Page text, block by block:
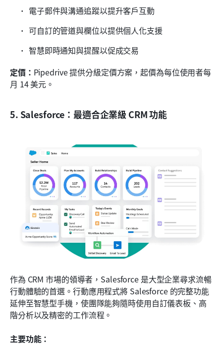
電子郵件與溝通追蹤以提升客戶互動
可自訂的管道與欄位以提供個人化支援
智慧即時通知與提醒以促成交易
定價： Pipedrive 提供分級定價方案，起價為每位使用者每
月 14 美元。
5. Salesforce：最適合企業級 CRM 功能
作為 CRM 市場的領導者，Salesforce 是大型企業尋求流暢
行動體驗的首選。行動應用程式將 Salesforce 的完整功能
延伸至智慧型手機，使團隊能夠隨時使用自訂儀表板、高
階分析以及精密的工作流程。
主要功能：